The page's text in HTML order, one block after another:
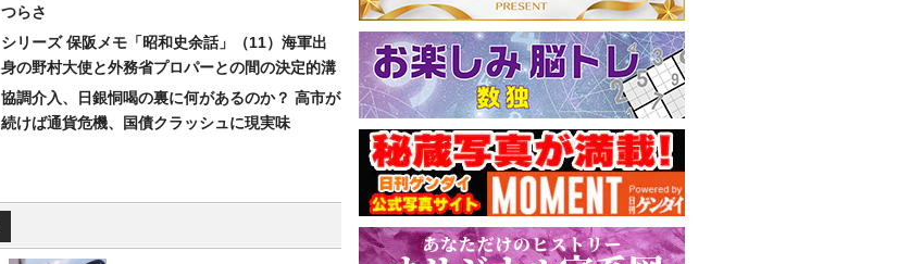
つらさ
シリーズ 保阪メモ「昭和史余話」（11）海軍出
身の野村大使と外務省プロパーとの間の決定的溝
協調介入、日銀恫喝の裏に何があるのか？ 高市が
続けば通貨危機、国債クラッシュに現実味